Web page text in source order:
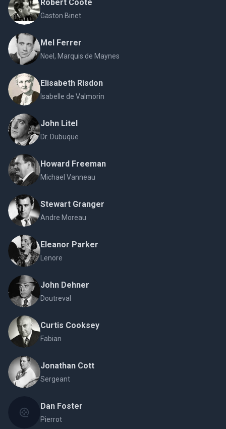
Robert Coote
Gaston Binet
Mel Ferrer
Noel, Marquis de Maynes
Elisabeth Risdon
Isabelle de Valmorin
John Litel
Dr. Dubuque
Howard Freeman
Michael Vanneau
Stewart Granger
Andre Moreau
Eleanor Parker
Lenore
John Dehner
Doutreval
Curtis Cooksey
Fabian
Jonathan Cott
Sergeant
Dan Foster
Pierrot